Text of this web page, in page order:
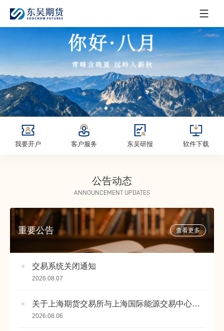
我要开户 客户服务 东吴研报 软件下载
公告动态
ANNOUNCEMENT UPDATES
重要公告 查看更多
交易系统关闭通知
2026.08.07
关于上海期货交易所与上海国际能源交易中心同步上线套利指令的公告
2026.08.06